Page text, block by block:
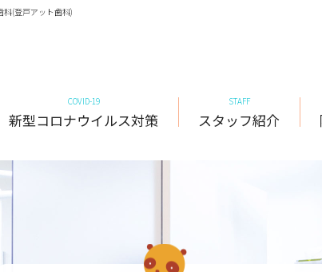
科(登戸アット歯科)
COVID-19
新型コロナウイルス対策
STAFF
スタッフ紹介